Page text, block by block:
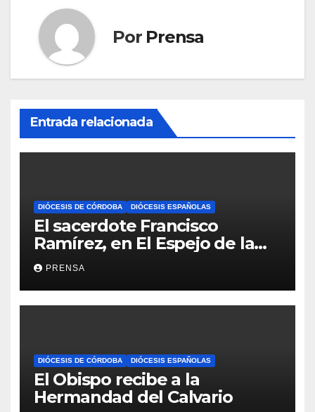
Por Prensa
Entrada relacionada
DIÓCESIS DE CÓRDOBA DIÓCESIS ESPAÑOLAS
El sacerdote Francisco
Ramírez, en El Espejo de la
Iglesia
PRENSA
DIÓCESIS DE CÓRDOBA DIÓCESIS ESPAÑOLAS
El Obispo recibe a la
Hermandad del Calvario